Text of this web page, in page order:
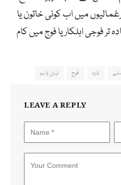
میں اب کوئی خاتون یا
تر فوجی اہلکار یا فوج میں کام
غزہ فوج نیتن یاہو
LEAVE A REPLY